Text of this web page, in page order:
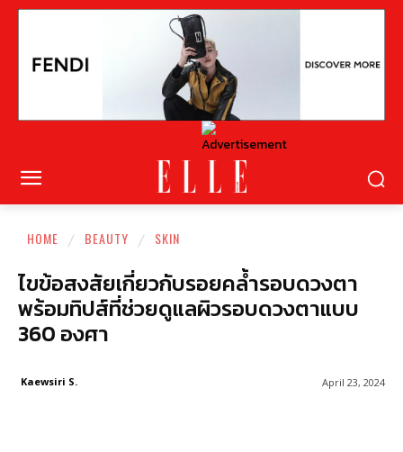
HOME BEAUTY SKIN
ไขข้อสงสัยเกี่ยวกับรอยคล้ำรอบดวงตา
พร้อมทิปส์ที่ช่วยดูแลผิวรอบดวงตาแบบ
360 องศา
April 23, 2024
Kaewsiri S.